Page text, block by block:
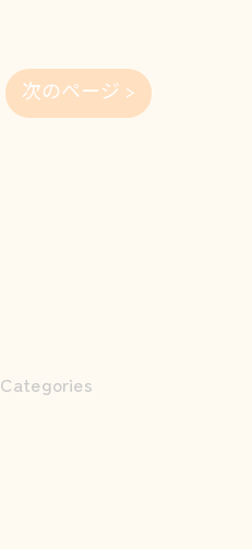
次のページ >
Categories